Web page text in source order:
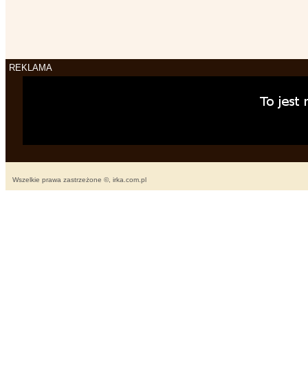
REKLAMA
Wszelkie prawa zastrzeżone ©, irka.com.pl